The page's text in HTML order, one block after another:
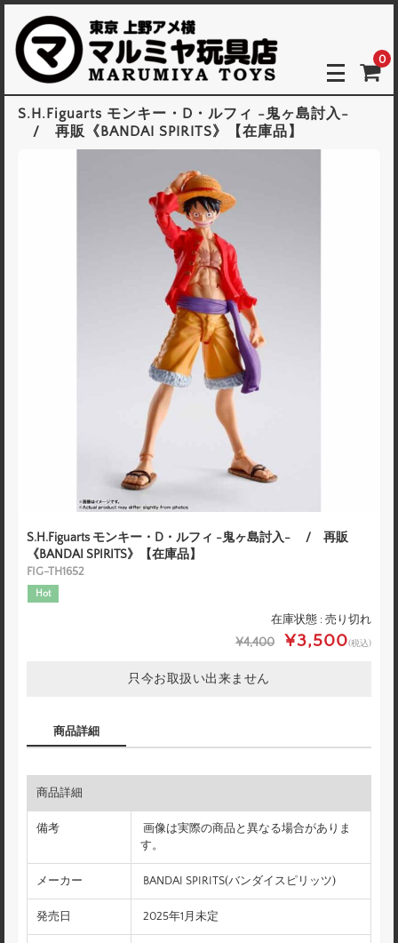
0
S.H.Figuarts モンキー・D・ルフィ -鬼ヶ島討入-
/ 再販《BANDAI SPIRITS》【在庫品】
S.H.Figuarts モンキー・D・ルフィ -鬼ヶ島討入- / 再販
《BANDAI SPIRITS》【在庫品】
FIG-TH1652
Hot
在庫状態 : 売り切れ
¥4,400 ¥3,500(税込)
只今お取扱い出来ません
商品詳細
商品詳細
備考
画像は実際の商品と異なる場合がありま
す。
メーカー BANDAI SPIRITS(バンダイスピリッツ)
発売日 2025年1月未定